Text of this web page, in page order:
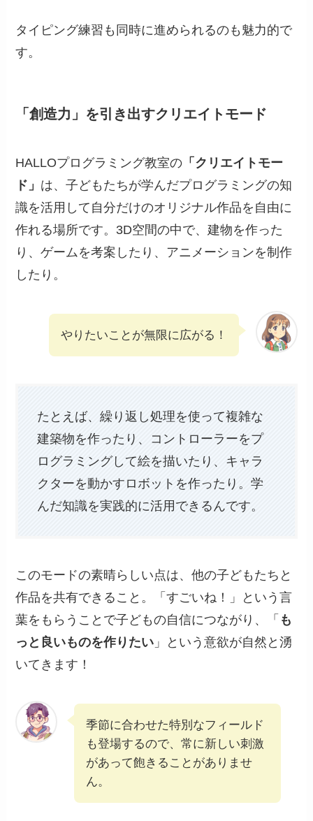
タイピング練習も同時に進められるのも魅力的で
す。
「創造力」を引き出すクリエイトモード
HALLOプログラミング教室の 「クリエイトモー
ド」 は、子どもたちが学んだプログラミングの知
識を活用して自分だけのオリジナル作品を自由に
作れる場所です。3D空間の中で、建物を作った
り、ゲームを考案したり、アニメーションを制作
したり。
やりたいことが無限に広がる！
たとえば、繰り返し処理を使って複雑な
建築物を作ったり、コントローラーをプ
ログラミングして絵を描いたり、キャラ
クターを動かすロボットを作ったり。学
んだ知識を実践的に活用できるんです。
このモードの素晴らしい点は、他の子どもたちと
作品を共有できること。「すごいね！」という言
葉をもらうことで子どもの自信につながり、「 も
っと良いものを作りたい 」という意欲が自然と湧
いてきます！
季節に合わせた特別なフィールド
も登場するので、常に新しい刺激
があって飽きることがありませ
ん。